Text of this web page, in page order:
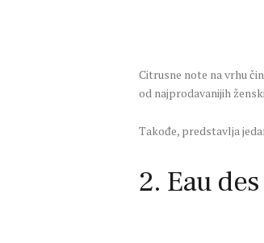
Citrusne note na vrhu
od najprodavanijih
Takođe, predstavlja
2. Eau